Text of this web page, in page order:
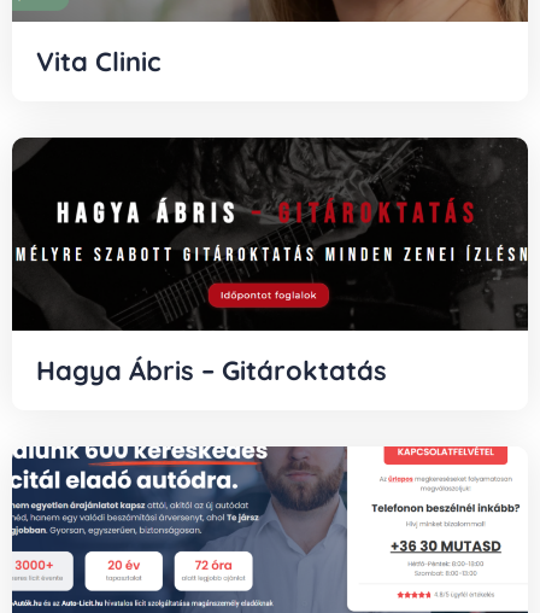
Vita Clinic
Hagya Ábris – Gitároktatás